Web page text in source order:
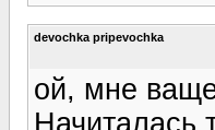
devochka pripevochka
ой, мне
Начиталась